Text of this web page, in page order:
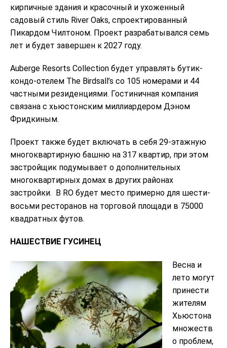
кирпичные здания и красочный и ухоженный
садовый стиль River Oaks, спроектированный
Пикардом Чилтоном. Проект разрабатывался семь
лет и будет завершен к 2027 году.
Auberge Resorts Collection будет управлять бутик-
кондо-отелем The Birdsall’s со 105 номерами и 44
частными резиденциями. Гостиничная компания
связана с хьюстонским миллиардером Дэном
Фридкиным.
Проект также будет включать в себя 29-этажную
многоквартирную башню на 317 квартир, при этом
застройщик подумывает о дополнительных
многоквартирных домах в других районах
застройки. В RO будет место примерно для шести-
восьми ресторанов на торговой площади в 75000
квадратных футов.
НАШЕСТВИЕ ГУСИНЕЦ
Весна и
лето могут
принести
жителям
Хьюстона
множеств
о проблем,